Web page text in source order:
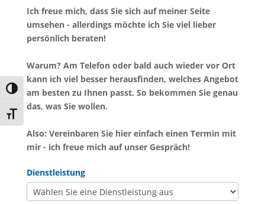
Umschalten auf hohe Kontraste
Schrift vergrößern
Ich freue mich, dass Sie sich auf meiner Seite
umsehen - allerdings möchte ich Sie viel lieber
persönlich beraten!
Warum? Am Telefon oder bald auch wieder vor Ort
kann ich viel besser herausfinden, welches Angebot
am besten zu Ihnen passt. So bekommen Sie genau
das, was Sie wollen.
Also: Vereinbaren Sie hier einfach einen Termin mit
mir - ich freue mich auf unser Gespräch!
Dienstleistung